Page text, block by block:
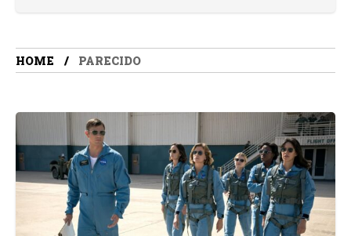
HOME PARECIDO